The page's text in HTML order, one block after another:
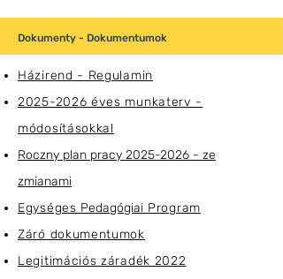
Dokumenty - Dokumentumok
Házirend - Regulamin
2025-2026 éves munkaterv -
módosításokkal
Roczny plan pracy 2025-2026 - ze
zmianami
Egységes Pedagógiai Program
Záró dokumentumok
Legitimációs záradék 2022